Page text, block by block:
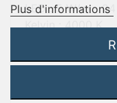
LED : 5 W/m -
Kelvin : 4000 K
Fixation par
Câble
Plus d'informations